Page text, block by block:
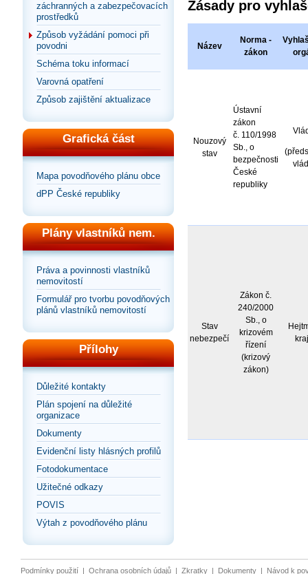
záchranných a zabezpečovacích
prostředků
Způsob vyžádání pomoci při
povodni
Schéma toku informací
Varovná opatření
Způsob zajištění aktualizace
Grafická část
Mapa povodňového plánu obce
dPP České republiky
Plány vlastníků nem.
Práva a povinnosti vlastníků
nemovitostí
Formulář pro tvorbu povodňových
plánů vlastníků nemovitostí
Přílohy
Důležité kontakty
Plán spojení na důležité
organizace
Dokumenty
Evidenční listy hlásných profilů
Fotodokumentace
Užitečné odkazy
POVIS
Výtah z povodňového plánu
Zásady pro
Název
Norma -
zákon
Nouzový
stav
Ústavní
zákon
č. 110/1998
Sb., o
bezpečnosti
České
republiky
Stav
nebezpečí
Zákon č.
240/2000
Sb., o
krizovém
řízení
(krizový
zákon)
Podmínky použití | Ochrana osobních údajů | Zkratky | Dokumenty | Návod k